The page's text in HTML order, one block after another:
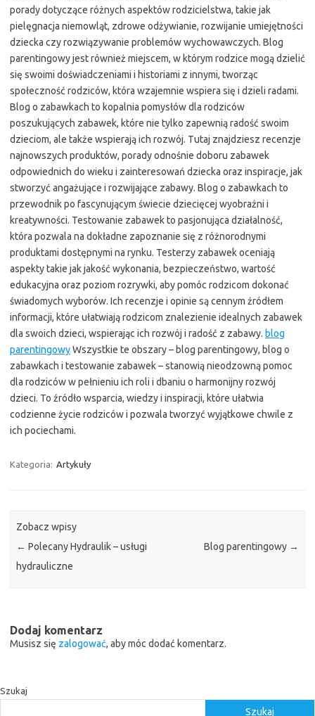
porady dotyczące różnych aspektów rodzicielstwa, takie jak
pielęgnacja niemowląt, zdrowe odżywianie, rozwijanie umiejętności
dziecka czy rozwiązywanie problemów wychowawczych. Blog
parentingowy jest również miejscem, w którym rodzice mogą dzielić
się swoimi doświadczeniami i historiami z innymi, tworząc
społeczność rodziców, która wzajemnie wspiera się i dzieli radami.
Blog o zabawkach to kopalnia pomysłów dla rodziców
poszukujących zabawek, które nie tylko zapewnią radość swoim
dzieciom, ale także wspierają ich rozwój. Tutaj znajdziesz recenzje
najnowszych produktów, porady odnośnie doboru zabawek
odpowiednich do wieku i zainteresowań dziecka oraz inspiracje, jak
stworzyć angażujące i rozwijające zabawy. Blog o zabawkach to
przewodnik po fascynującym świecie dziecięcej wyobraźni i
kreatywności. Testowanie zabawek to pasjonująca działalność,
która pozwala na dokładne zapoznanie się z różnorodnymi
produktami dostępnymi na rynku. Testerzy zabawek oceniają
aspekty takie jak jakość wykonania, bezpieczeństwo, wartość
edukacyjna oraz poziom rozrywki, aby pomóc rodzicom dokonać
świadomych wyborów. Ich recenzje i opinie są cennym źródłem
informacji, które ułatwiają rodzicom znalezienie idealnych zabawek
dla swoich dzieci, wspierając ich rozwój i radość z zabawy. blog
parentingowyWszystkie te obszary – blog parentingowy, blog o
zabawkach i testowanie zabawek – stanowią nieodzowną pomoc
dla rodziców w pełnieniu ich roli i dbaniu o harmonijny rozwój
dzieci. To źródło wsparcia, wiedzy i inspiracji, które ułatwia
codzienne życie rodziców i pozwala tworzyć wyjątkowe chwile z
ich pociechami.
Kategoria: Artykuły
Zobacz wpisy
← Polecany Hydraulik – usługi
hydrauliczne
Blog parentingowy →
Dodaj komentarz
Musisz się zalogować, aby móc dodać komentarz.
Szukaj
Szukaj